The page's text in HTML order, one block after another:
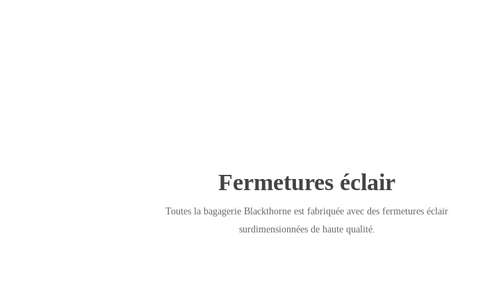
Fermetures éclair
Toutes la bagagerie Blackthorne est fabriquée avec des fermetures éclair
surdimensionnées de haute qualité.